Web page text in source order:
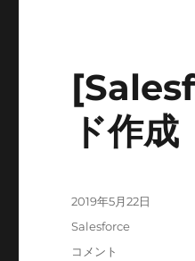
ド作成
投
2019年5月22日
カ
Salesforce
[Salesforce]Lightning
コメント